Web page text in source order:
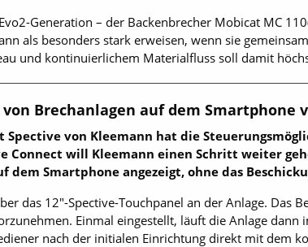
Generation – der Backenbrecher Mobicat MC
als besonders stark erweisen, wenn sie
und kontinuierlichem Materialfluss soll damit
Brechanlagen auf dem Smartphone
Spective von Kleemann hat die
Connect will Kleemann einen Schritt weiter
dem Smartphone angezeigt, ohne das
das 12"-Spective-Touchpanel an der Anlage. Das
Einmal eingestellt, läuft die Anlage dann
nach der initialen Einrichtung direkt mit dem